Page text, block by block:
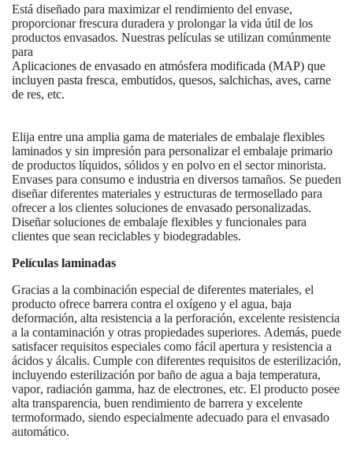
Está diseñado para maximizar el rendimiento del envase,
proporcionar frescura duradera y prolongar la vida útil de los
productos envasados. Nuestras películas se utilizan comúnmente
para
Aplicaciones de envasado en atmósfera modificada (MAP) que
incluyen pasta fresca, embutidos, quesos, salchichas, aves, carne
de res, etc.
Elija entre una amplia gama de materiales de embalaje flexibles
laminados y sin impresión para personalizar el embalaje primario
de productos líquidos, sólidos y en polvo en el sector minorista.
Envases para consumo e industria en diversos tamaños. Se pueden
diseñar diferentes materiales y estructuras de termosellado para
ofrecer a los clientes soluciones de envasado personalizadas.
Diseñar soluciones de embalaje flexibles y funcionales para
clientes que sean reciclables y biodegradables.
Películas laminadas
Gracias a la combinación especial de diferentes materiales, el
producto ofrece barrera contra el oxígeno y el agua, baja
deformación, alta resistencia a la perforación, excelente resistencia
a la contaminación y otras propiedades superiores. Además, puede
satisfacer requisitos especiales como fácil apertura y resistencia a
ácidos y álcalis. Cumple con diferentes requisitos de esterilización,
incluyendo esterilización por baño de agua a baja temperatura,
vapor, radiación gamma, haz de electrones, etc. El producto posee
alta transparencia, buen rendimiento de barrera y excelente
termoformado, siendo especialmente adecuado para el envasado
automático.